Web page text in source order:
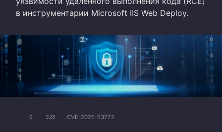
в инструментарии Microsoft IIS Web Deploy.
0 328 CVE-2025-53772